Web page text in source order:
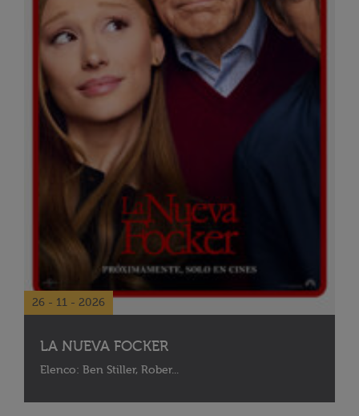
26 - 11 - 2026
LA NUEVA FOCKER
Elenco: Ben Stiller, Rober...